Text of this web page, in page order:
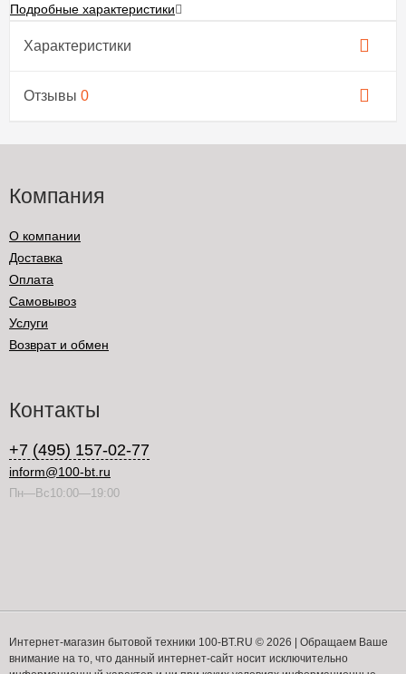
Подробные характеристики
Характеристики
Отзывы 0
Компания
О компании
Доставка
Оплата
Самовывоз
Услуги
Возврат и обмен
Контакты
+7 (495) 157-02-77
inform@100-bt.ru
Пн—Вс10:00—19:00
Интернет-магазин бытовой техники 100-BT.RU © 2026 | Обращаем Ваше
внимание на то, что данный интернет-сайт носит исключительно